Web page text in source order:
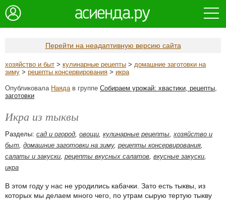
Перейти на неадаптивную версию сайта
хозяйство и быт > кулинарные рецепты > домашние заготовки на
зиму > рецепты консервирования > икра
Опубликовала Наядав группе Собираем урожай: хвастики, рецепты,
заготовки
Икра из тыквы
Разделы: сад и огород, овощи, кулинарные рецепты,хозяйство и
быт, домашние заготовки на зиму, рецепты консервирования,
салаты и закуски, рецепты вкусных салатов, вкусные закуски,
икра
В этом году у нас не уродились кабачки. Зато есть тыквы, из
которых мы делаем много чего, по утрам сырую тертую тыкву